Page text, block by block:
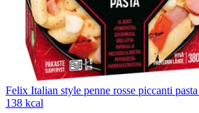
Felix Italian style penne rosse piccanti
138 kcal